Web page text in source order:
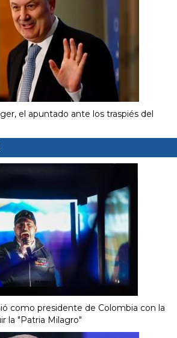
el apuntado ante los traspiés del
como presidente de Colombia con la
la "Patria Milagro"